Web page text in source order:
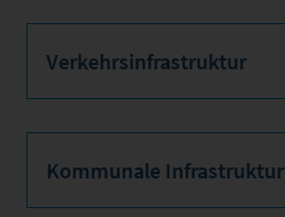
Verkehrsinfrastruktur
Kommunale Infrastruktur